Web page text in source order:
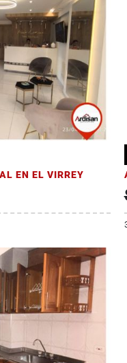
EN EL VIRREY